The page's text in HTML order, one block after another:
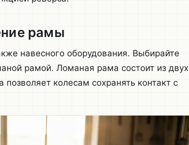
рамы
навесного оборудования. Выбирайте
рамой. Ломаная рама состоит из двух
колесам сохранять контакт с